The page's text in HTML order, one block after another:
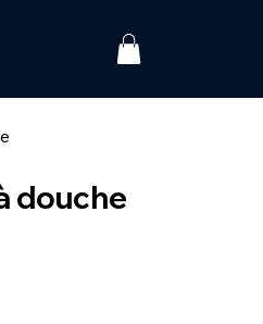
douche